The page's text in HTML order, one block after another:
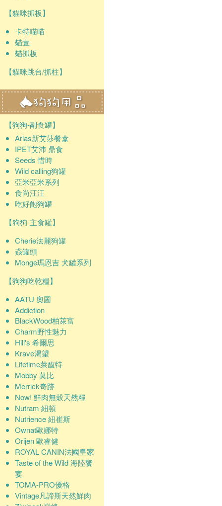
【貓咪抓板】
卡特喵喵
貓壹
貓抓板
【貓咪跳台/抓柱】
【狗狗-副食罐】
Arias新艾莎餐盒
IPET艾沛 鼎食
Seeds 惜時
Wild calling狗罐
亞米亞米系列
食尚汪汪
吃好飽狗罐
【狗狗-主食罐】
Cherie法麗狗罐
猋罐頭
Monge瑪恩吉 犬罐系列
【狗狗吃乾糧】
AATU 奧圖
Addiction
BlackWood柏萊富
Charm野性魅力
Hill's 希爾思
Krave渴望
Lifetime萊馥特
Mobby 莫比
Merrick奇跡
Now! 鮮肉無穀天然糧
Nutram 紐頓
Nutrience 紐崔斯
Ownat歐娜特
Orijen 歐睿健
ROYAL CANIN法國皇家
Taste of the Wild 海陸饗
宴
TOMA-PRO優格
Vintage凡諦斯天然鮮肉